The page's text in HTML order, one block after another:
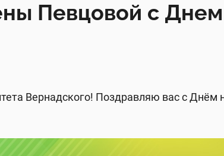
Певцовой с Днем
Вернадского! Поздравляю вас с Днём